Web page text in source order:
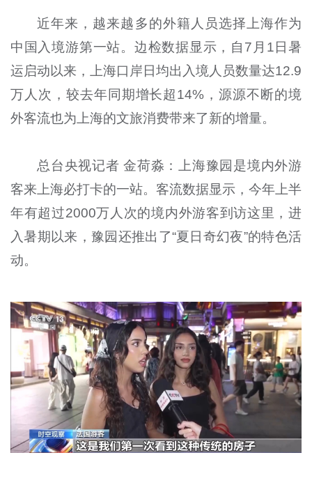
近年来，越来越多的外籍人员选择上海作为
中国入境游第一站。边检数据显示，自7月1日暑
运启动以来，上海口岸日均出入境人员数量达12.9
万人次，较去年同期增长超14%，源源不断的境
外客流也为上海的文旅消费带来了新的增量。
总台央视记者 金荷淼：上海豫园是境内外游
客来上海必打卡的一站。客流数据显示，今年上半
年有超过2000万人次的境内外游客到访这里，进
入暑期以来，豫园还推出了“夏日奇幻夜”的特色活
动。